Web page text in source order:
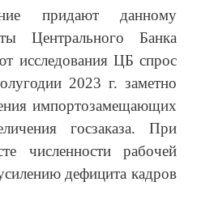
придают данному
Центрального Банка
исследования ЦБ спрос
2023 г. заметно
импортозамещающих
госзаказа. При
численности рабочей
дефицита кадров